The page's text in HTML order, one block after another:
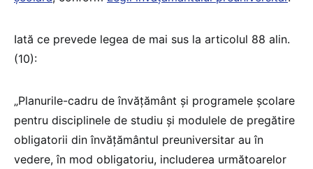
Iată ce prevede legea de mai sus la articolul 88 alin.
(10):
„Planurile-cadru de învățământ și programele școlare
pentru disciplinele de studiu și modulele de pregătire
obligatorii din învățământul preuniversitar au în
vedere, în mod obligatoriu, includerea următoarelor